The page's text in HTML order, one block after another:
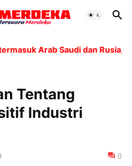
Arab Saudi dan Rusia,
Tentang
Industri
0